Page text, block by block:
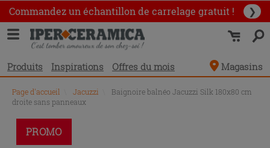
Commandez un échantillon de carrelage gratuit ! ❯
Produits Inspirations Offres du mois Magasins
Page d'accueil Jacuzzi
Baignoire balnéo Jacuzzi Silk 180x80 cm
droite sans panneaux
PROMO